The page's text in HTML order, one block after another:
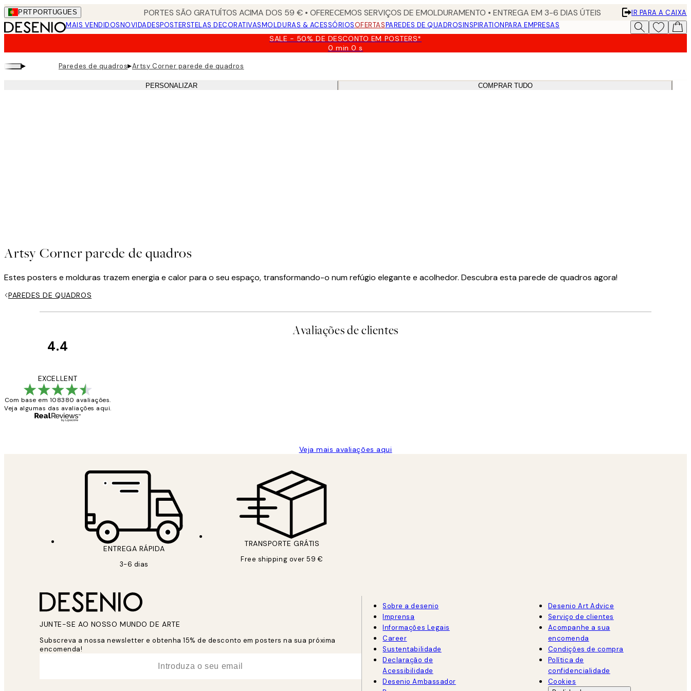
Skip
to
main
PRT PORTUGUES PORTES SÃO GRATUÍTOS ACIMA DOS 59 € • OFERECEMOS SERVIÇOS DE EMOLDURAMENTO • ENTREGA EM 3-6 DIAS ÚTEIS
IR PARA A CAIXA
MAIS VENDIDOSNOVIDADESPOSTERSTELAS DECORATIVASMOLDURAS & ACESSÓRIOSOFERTASPAREDES DE QUADROSINSPIRATIONPARA EMPRESAS
SALE - 50% DE DESCONTO EM POSTERS*
0 min0 s
Válido
08-
▸ Paredes de quadros▸Artsy Corner parede de quadros
PERSONALIZAR COMPRAR TUDO
Artsy Corner parede de quadros
Estes posters e molduras trazem energia e calor para o seu espaço, transformando-o num refúgio elegante e acolhedor. Descubra esta parede de quadros agora!
PAREDES DE QUADROS
Avaliações de clientes
4.4
EXCELLENT
Com base em 108380 avaliações.
Veja algumas das avaliações aqui.
Veja mais avaliações aqui
ENTREGA RÁPIDA
3-6 dias
TRANSPORTE GRÁTIS
Free shipping over 59 €
JUNTE-SE AO NOSSO MUNDO DE ARTE
Subscreva a nossa newsletter e obtenha 15% de desconto em posters na sua próxima
encomenda!
Sobre a desenio
Imprensa
Informações Legais
Career
Sustentabilidade
Declaração de
Acessibilidade
Desenio Ambassador
Desenio Art Advice
Serviço de clientes
Acompanhe a sua
encomenda
Condições de compra
Política de
confidencialidade
Cookies